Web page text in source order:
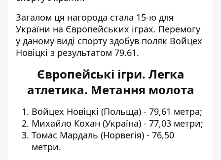
Загалом ця нагорода стала 15-ю для
України на Європейських іграх. Перемогу
у даному виді спорту здобув поляк Войцех
Новіцкі з результатом 79.61.
Європейські ігри. Легка
атлетика. Метання молота
Войцех Новіцкі (Польща) - 79,61 метра;
Михайло Кохан (Україна) - 77,03 метри;
Томас Мардаль (Норвегія) - 76,50
метри.